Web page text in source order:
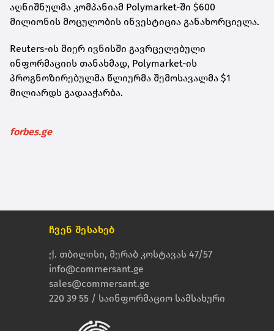
აღნიშნულმა კომპანიამ Polymarket-ში $600
მილიონის მოცულობის ინვესტიცია განახორციელა.
Reuters-ის მიერ ივნისში გავრცელებული
ინფორმაციის თანახმად, Polymarket-ის
პროგნოზირებულმა წლიურმა შემოსავალმა $1
მილიარდს გადააჭარბა.
forbes.ge
ჩვენ შესახებ
ქ. თბილისი, მერაბ კოსტავას 47/57
info@commersant.ge
sales@commersant.ge
220 39 55 / საინფორმაციო სამსახური